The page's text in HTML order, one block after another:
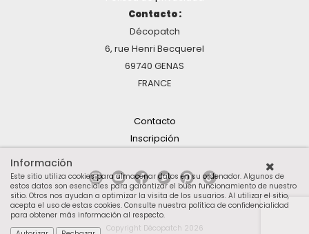
Contacto :
Décopatch
6, rue Henri Becquerel
69740 GENAS
FRANCE
Contacto
Inscripción
Copyright Décopatch 2026
Información
Este sitio utiliza cookies para almacenar datos en su ordenador. Algunos de
estos datos son esenciales para garantizar el buen funcionamiento de nuestro
sitio. Otros nos ayudan a optimizar la visita de los usuarios. Al utilizar el sitio,
acepta el uso de estas cookies. Consulte nuestra política de confidencialidad
para obtener más información al respecto.